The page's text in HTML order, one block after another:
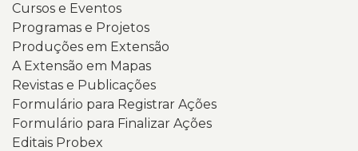
Cursos e Eventos
Programas e Projetos
Produções em Extensão
A Extensão em Mapas
Revistas e Publicações
Formulário para Registrar Ações
Formulário para Finalizar Ações
Editais Probex